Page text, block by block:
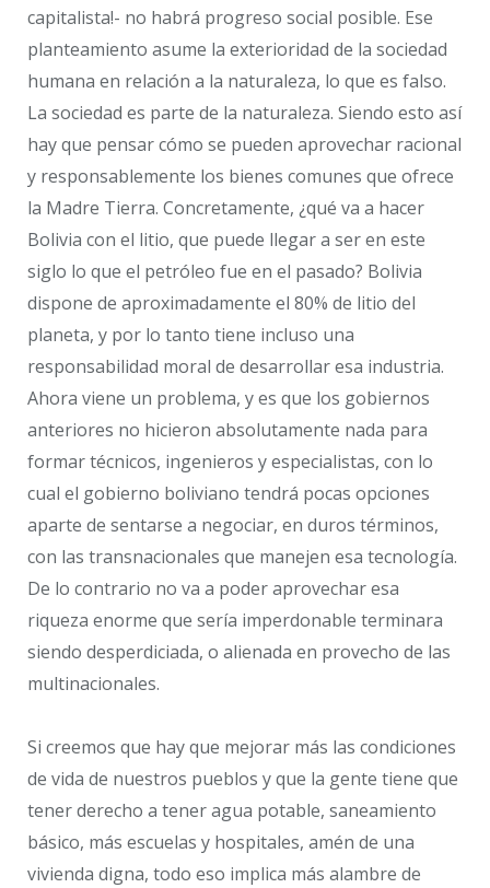
capitalista!- no habrá progreso social posible. Ese
planteamiento asume la exterioridad de la sociedad
humana en relación a la naturaleza, lo que es falso.
La sociedad es parte de la naturaleza. Siendo esto así
hay que pensar cómo se pueden aprovechar racional
y responsablemente los bienes comunes que ofrece
la Madre Tierra. Concretamente, ¿qué va a hacer
Bolivia con el litio, que puede llegar a ser en este
siglo lo que el petróleo fue en el pasado? Bolivia
dispone de aproximadamente el 80% de litio del
planeta, y por lo tanto tiene incluso una
responsabilidad moral de desarrollar esa industria.
Ahora viene un problema, y es que los gobiernos
anteriores no hicieron absolutamente nada para
formar técnicos, ingenieros y especialistas, con lo
cual el gobierno boliviano tendrá pocas opciones
aparte de sentarse a negociar, en duros términos,
con las transnacionales que manejen esa tecnología.
De lo contrario no va a poder aprovechar esa
riqueza enorme que sería imperdonable terminara
siendo desperdiciada, o alienada en provecho de las
multinacionales.
Si creemos que hay que mejorar más las condiciones
de vida de nuestros pueblos y que la gente tiene que
tener derecho a tener agua potable, saneamiento
básico, más escuelas y hospitales, amén de una
vivienda digna, todo eso implica más alambre de